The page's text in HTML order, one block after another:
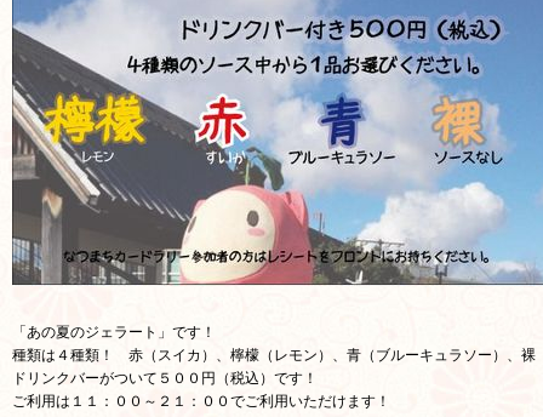
「あの夏のジェラート」です！
種類は４種類！ 赤（スイカ）、檸檬（レモン）、青（ブルーキュラソー）、裸
ドリンクバーがついて５００円（税込）です！
ご利用は１１：００～２１：００でご利用いただけます！